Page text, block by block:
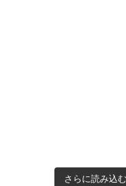
さらに読み込む